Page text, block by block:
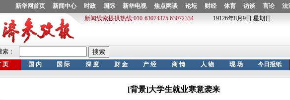
[背景]大学生就业寒意袭来